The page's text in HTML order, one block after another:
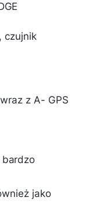
czujnik
z A- GPS
bardzo
jako